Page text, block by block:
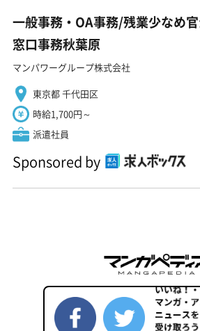
一般事務・OA事務/残業少なめ
窓口事務秋葉原
マンパワーグループ株式会社
東京都 千代田区
時給1,700円～
派遣社員
Sponsored by